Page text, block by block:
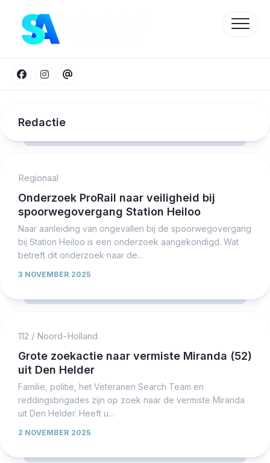
content
Redactie
Regionaal
Onderzoek ProRail naar veiligheid bij
spoorwegovergang Station Heiloo
Naar aanleiding van ongevallen bij de spoorwegovergang
bij Station Heiloo is een onderzoek aangekondigd. Wat
betreft dit onderzoek naar de...
3 NOVEMBER 2025
112 / Noord-Holland
Grote zoekactie naar vermiste Miranda (52)
uit Den Helder
Familie, politie, het Veteranen Search Team en
reddingsbrigades zijn op zoek naar de vermiste Miranda
uit Den Helder. Heeft u...
2 NOVEMBER 2025
Protected by WP Anti-Hacker